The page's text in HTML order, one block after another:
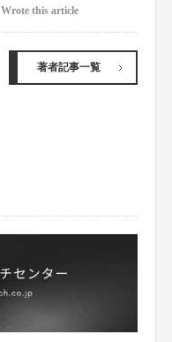
Wrote this article
著者記事一覧